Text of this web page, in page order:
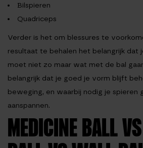
Bilspieren
Quadriceps
Verder is het om blessures te
resultaat te behalen het belangrijk dat
moet niet zo maar wat met de bal
belangrijk dat je goed je vorm blijft
beweging, en waarbij nodig je spieren
aanspannen.
MEDICINE BALL